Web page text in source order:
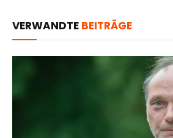
VERWANDTE BEITRÄGE